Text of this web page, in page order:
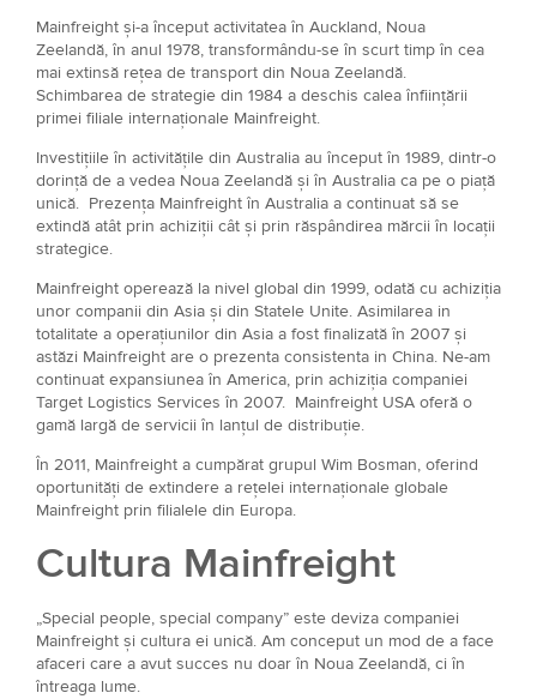
Mainfreight și-a început activitatea în Auckland, Noua
Zeelandă, în anul 1978, transformându-se în scurt timp în cea
mai extinsă rețea de transport din Noua Zeelandă.
Schimbarea de strategie din 1984 a deschis calea înființării
primei filiale internaționale Mainfreight.
Investițiile în activitățile din Australia au început în 1989, dintr-o
dorință de a vedea Noua Zeelandă și în Australia ca pe o piață
unică. Prezența Mainfreight în Australia a continuat să se
extindă atât prin achiziții cât și prin răspândirea mărcii în locații
strategice.
Mainfreight operează la nivel global din 1999, odată cu achiziția
unor companii din Asia și din Statele Unite. Asimilarea in
totalitate a operațiunilor din Asia a fost finalizată în 2007 și
astăzi Mainfreight are o prezenta consistenta in China. Ne-am
continuat expansiunea în America, prin achiziția companiei
Target Logistics Services în 2007. Mainfreight USA oferă o
gamă largă de servicii în lanțul de distribuție.
În 2011, Mainfreight a cumpărat grupul Wim Bosman, oferind
oportunități de extindere a rețelei internaționale globale
Mainfreight prin filialele din Europa.
Cultura Mainfreight
„Special people, special company” este deviza companiei
Mainfreight și cultura ei unică. Am conceput un mod de a face
afaceri care a avut succes nu doar în Noua Zeelandă, ci în
întreaga lume.